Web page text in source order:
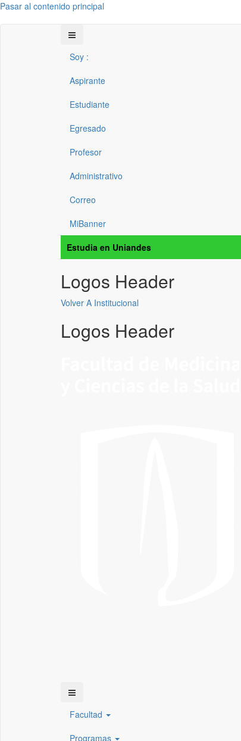
Pasar al contenido principal
Soy :
Aspirante
Estudiante
Egresado
Profesor
Administrativo
Correo
MiBanner
Estudia en Uniandes
Logos Header
Volver A Institucional
Logos Header
Facultad
Programas